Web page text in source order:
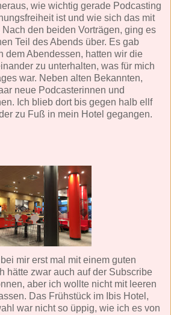
wie wichtig gerade Podcasting
ist und wie sich das mit
den beiden Vorträgen, ging es
Teil des Abends über. Es gab
dem Abendessen, hatten wir die
zu unterhalten, was für mich
war. Neben alten Bekannten,
neue Podcasterinnen und
Ich blieb dort bis gegen halb ellf
zu Fuß in mein Hotel gegangen.
mir erst mal mit einem guten
hätte zwar auch auf der Subscribe
aber ich wollte nicht mit leeren
Das Frühstück im Ibis Hotel,
war nicht so üppig, wie ich es von